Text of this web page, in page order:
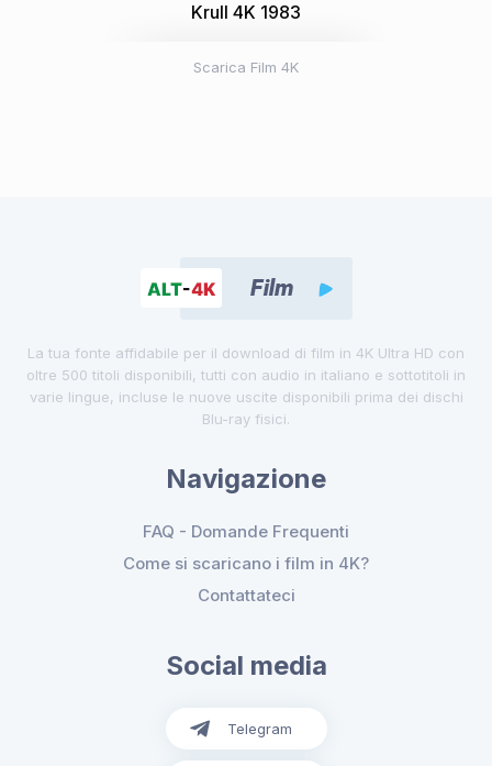
Krull 4K 1983
Scarica Film 4K
La tua fonte affidabile per il download di film in 4K Ultra HD con
oltre 500 titoli disponibili, tutti con audio in italiano e sottotitoli in
varie lingue, incluse le nuove uscite disponibili prima dei dischi
Blu-ray fisici.
Navigazione
FAQ - Domande Frequenti
Come si scaricano i film in 4K?
Contattateci
Social media
Telegram